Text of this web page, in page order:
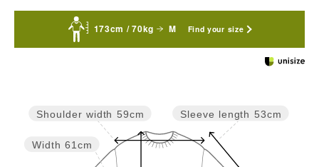
173cm / 70kg M Find your size
Sleeve length 53cm
Width 61cm
Shoulder width 59cm